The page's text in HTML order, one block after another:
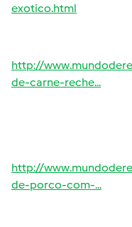
exotico.html
http://
de-carne-reche...
http://
de-porco-com-...